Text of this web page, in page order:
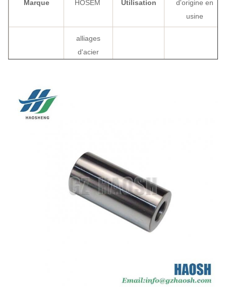
Marque HOSEM Utilisation
d'origine en
usine
alliages
d'acier
Certification
4HK1 6HK2